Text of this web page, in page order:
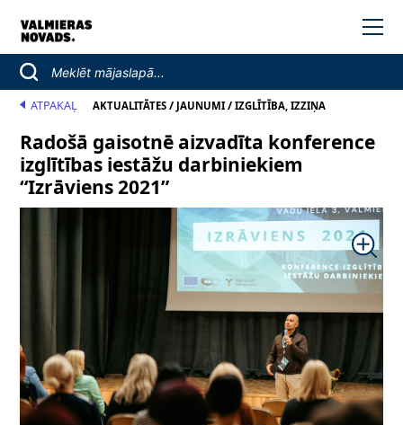
ATPAKAĻ AKTUALITĀTES/ JAUNUMI/ IZGLĪTĪBA, IZZIŅA
Radošā gaisotnē aizvadīta konference
izglītības iestāžu darbiniekiem
“Izrāviens 2021”